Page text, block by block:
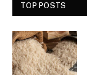
TOP POSTS